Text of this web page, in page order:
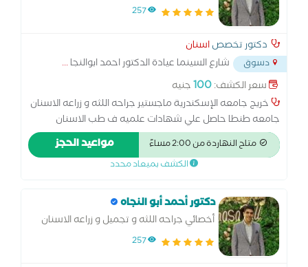
257
دكتور تخصصاسنان
دسوق شارع السينما عيادة الدكتور احمد ابوالنجا...
سعر الكشف:100جنيه
خريج جامعه الإسكندرية ماجستير جراحه اللثه و زراعه الاسنان
جامعه طنطا حاصل علي شهادات علميه ف طب الاسنان
التجميلي عضو الجمعيه الأمريكية لزراعة الاسنان أخصائي امراض
الفم و جراحه اللثه و طرق التشخيص والاشعه
متاح النهاردة من 2:00 مساءً مواعيد الحجز
الكشف بميعاد محدد
دكتور أحمد أبو النجاه
أخصائي جراحه اللثه و تجميل و زراعه الاسنان
257